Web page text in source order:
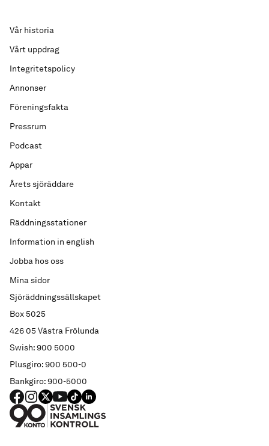
Sjöräddningssällskapet
Box 5025
426 05 Västra Frölunda
Swish: 900 5000
Plusgiro: 900 500-0
Bankgiro: 900-5000
Vår historia
Vårt uppdrag
Integritetspolicy
Annonser
Föreningsfakta
Pressrum
Podcast
Appar
Årets sjöräddare
Kontakt
Räddningsstationer
Information in english
Jobba hos oss
Mina sidor
FACEBOOK
Instagram
X YouTube
TIKTOKLINKED IN